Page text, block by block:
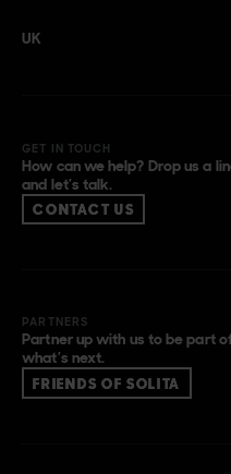
UK
GET IN TOUCH
How can we help? Drop us a
and let’s talk.
CONTACT US
PARTNERS
Partner up with us to be part
what’s next.
FRIENDS OF SOLITA